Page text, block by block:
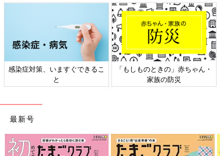
ますぐできるこ
「もしものときの」赤ちゃん・
日本外来小
最新号